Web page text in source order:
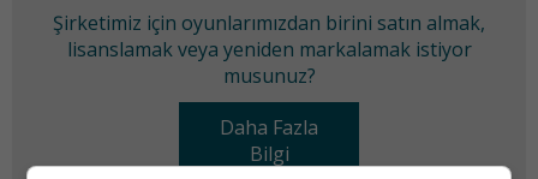
Şirketimiz için oyunlarımızdan birini satın almak,
lisanslamak veya yeniden markalamak istiyor
musunuz?
Daha Fazla
Bilgi